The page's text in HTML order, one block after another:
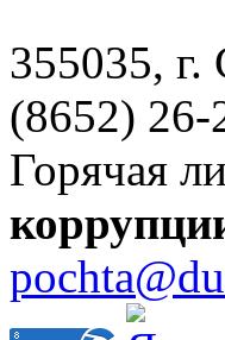
355035,
(8652) 26-
Горячая